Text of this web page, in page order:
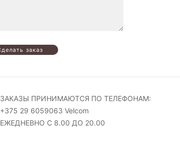
ЗАКАЗЫ ПРИНИМАЮТСЯ ПО ТЕЛЕФОНАМ:
+375 29 6059063 Velcom
ЕЖЕДНЕВНО С 8.00 ДО 20.00